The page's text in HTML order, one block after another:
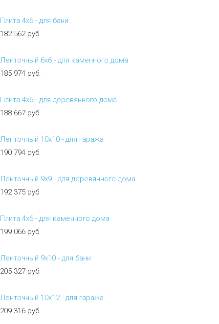
Плита 4х6 - для бани
182 562 руб.
Ленточный 6х6 - для каменного дома
185 974 руб.
Плита 4х6 - для деревянного дома
188 667 руб.
Ленточный 10х10 - для гаража
190 794 руб.
Ленточный 9х9 - для деревянного дома
192 375 руб.
Плита 4х6 - для каменного дома
199 066 руб.
Ленточный 9х10 - для бани
205 327 руб.
Ленточный 10х12 - для гаража
209 316 руб.